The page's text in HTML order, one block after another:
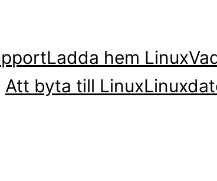
Ladda hem Linux
Att byta till Linux